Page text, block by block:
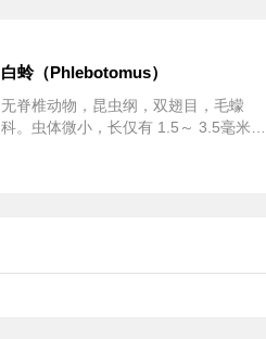
白蛉（Phlebotomus）
无脊椎动物，昆虫纲，双翅目，毛蠓
科。虫体微小，长仅有 1.5～ 3.5毫米，